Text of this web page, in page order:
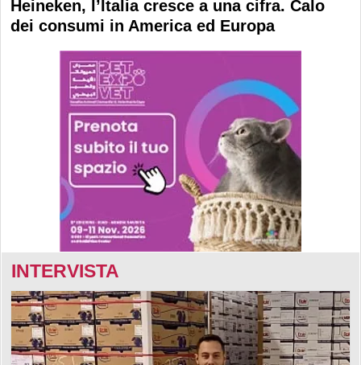
Heineken, l’Italia cresce a una cifra. Calo
dei consumi in America ed Europa
INTERVISTA